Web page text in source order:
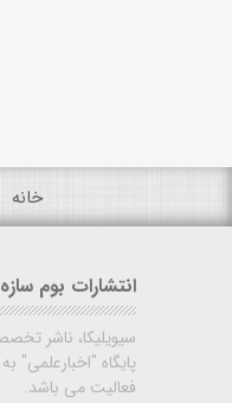
خانه
انتشارات بوم
سیویلیکا، ناشر
پایگاه "اخبارعلمی"
فعالیت می باشد.